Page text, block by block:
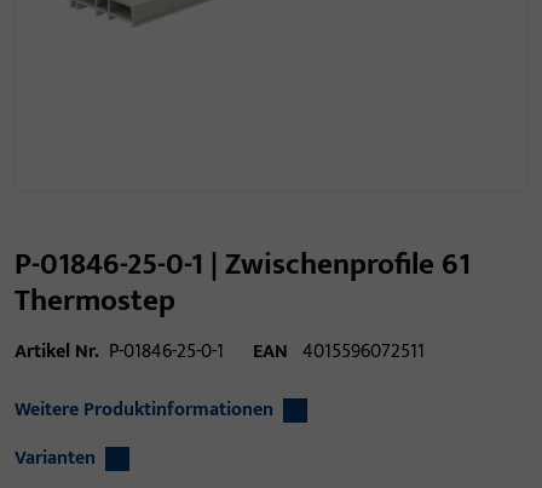
P-01846-25-0-1 | Zwischenprofile 61
Thermostep
Artikel Nr. P-01846-25-0-1 EAN 4015596072511
Weitere Produktinformationen
Varianten